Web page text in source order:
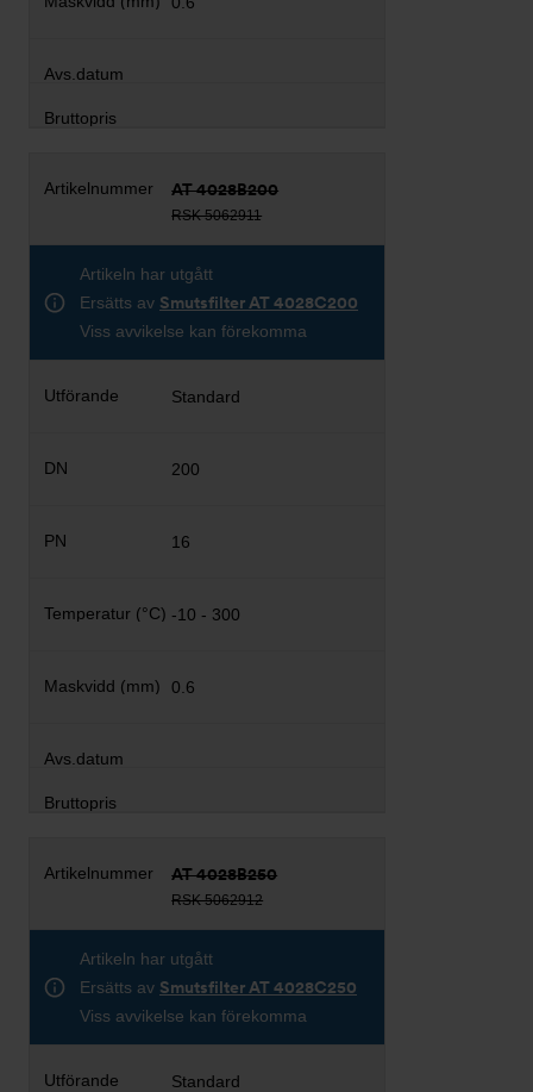
AT 4028B200
RSK 5062911
Artikeln har utgått
Ersätts av Smutsfilter AT 4028C200
Viss avvikelse kan förekomma
Standard
200
16
-10 - 300
0.6
AT 4028B250
RSK 5062912
Artikeln har utgått
Ersätts av Smutsfilter AT 4028C250
Viss avvikelse kan förekomma
Standard